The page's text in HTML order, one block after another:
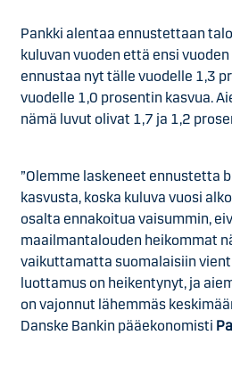
Pankki alentaa ennustettaan
kuluvan vuoden että ensi
ennustaa nyt tälle vuodelle 1,3
vuodelle 1,0 prosentin kasvua.
nämä luvut olivat 1,7 ja 1,2
”Olemme laskeneet ennustetta
kasvusta, koska kuluva vuosi
osalta ennakoitua vaisummin,
maailmantalouden heikommat
vaikuttamatta suomalaisiin
luottamus on heikentynyt, ja
on vajonnut lähemmäs
Danske Bankin pääekonomisti